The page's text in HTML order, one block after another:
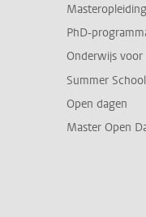
PhD-
Onderwijs voor
Summer
Open dagen
Master Open